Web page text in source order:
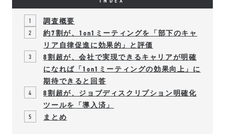
調査概要
約7割が、1on1ミーティングを「部下のキャ
リア自律促進に効果的」と評価
8割超が、会社で実現できるキャリアが明確
になれば「1on1ミーティングの効果向上」に
期待できると回答
8割超が、ジョブディスクリプション明確化
ツールを「導入済」
まとめ